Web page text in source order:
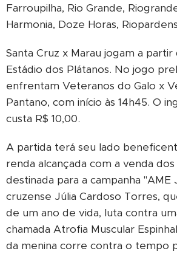
Farroupilha, Rio Grande,
Harmonia, Doze Horas,
Santa Cruz x Marau jogam a partir
Estádio dos Plátanos. No jogo
enfrentam Veteranos do Galo x
Pantano, com início às 14h45. O
custa R$ 10,00.
A partida terá seu lado
renda alcançada com a venda
destinada para a campanha "AME
cruzense Júlia Cardoso Torres,
de um ano de vida, luta contra
chamada Atrofia Muscular
da menina corre contra o tempo